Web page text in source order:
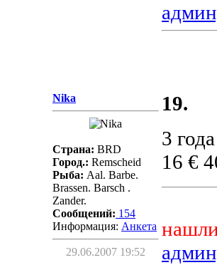
Nika
Страна: BRD
Город.: Remscheid
Рыба: Aal. Barbe.
Brassen. Barsch .
Zander.
Сообщений: 154
Информация: Aнкета
29.06.2007 19:52
19.
3
16 €